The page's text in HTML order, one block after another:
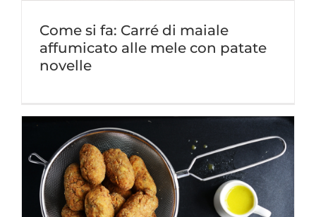
Come si fa: Carré di maiale
affumicato alle mele con patate
novelle